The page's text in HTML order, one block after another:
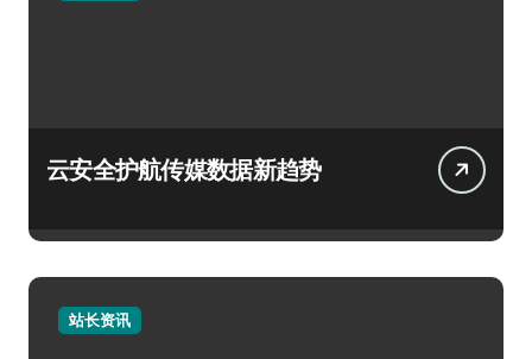
云安全护航传媒数据新趋势
站长资讯